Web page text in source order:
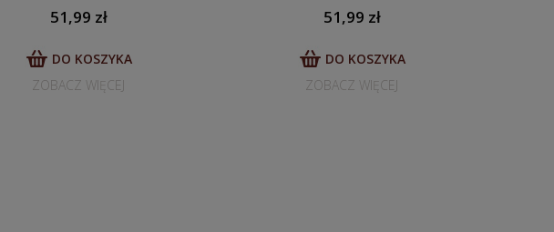
51,99 zł
DO KOSZYKA
ZOBACZ WIĘCEJ
51,99 zł
DO KOSZYKA
ZOBACZ WIĘCEJ